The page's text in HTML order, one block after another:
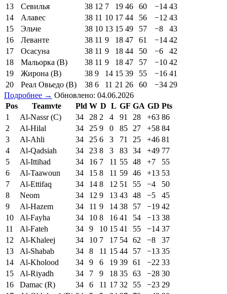
13
Севилья 38 12 7 19 46 60 −14 43
14
Алавес 38 11 10 17 44 56 −12 43
15
Эльче 38 10 13 15 49 57 −8
43
16
Леванте 38 11 9 18 47 61 −14 42
17
Осасуна 38 11 9 18 44 50 −6
42
18
Мальорка (В) 38 11 9 18 47 57 −10 42
19
Жирона (В) 38 9 14 15 39 55 −16 41
20
Реал Овьедо (В) 38 6 11 21 26 60 −34 29
Подробнее → Обновлено: 04.06.2026
Pos
Teamvte Pld W D L GF GA GD Pts
1
Al-Nassr (C) 34 28 2 4 91 28 +63 86
2
Al-Hilal 34 25 9 0 85 27 +58 84
3
Al-Ahli 34 25 6 3 71 25 +46 81
4
Al-Qadsiah 34 23 8 3 83 34 +49 77
5
Al-Ittihad 34 16 7 11 55 48 +7
55
6
Al-Taawoun 34 15 8 11 59 46 +13 53
7
Al-Ettifaq 34 14 8 12 51 55 −4
50
8
Neom 34 12 9 13 43 48 −5
45
9
Al-Hazem 34 11 9 14 38 57 −19 42
10
Al-Fayha 34 10 8 16 41 54 −13 38
11
Al-Fateh 34 9 10 15 41 55 −14 37
12
Al-Khaleej 34 10 7 17 54 62 −8
37
13
Al-Shabab 34 8 11 15 44 57 −13 35
14
Al-Kholood 34 9 6 19 39 61 −22 33
15
Al-Riyadh 34 7 9 18 35 63 −28 30
16
Damac (R) 34 6 11 17 32 55 −23 29